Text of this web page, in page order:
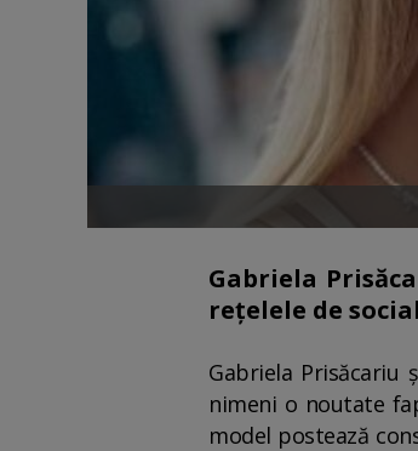
Gabriela
rețelele de
Gabriela
nimeni o noutate
model postează